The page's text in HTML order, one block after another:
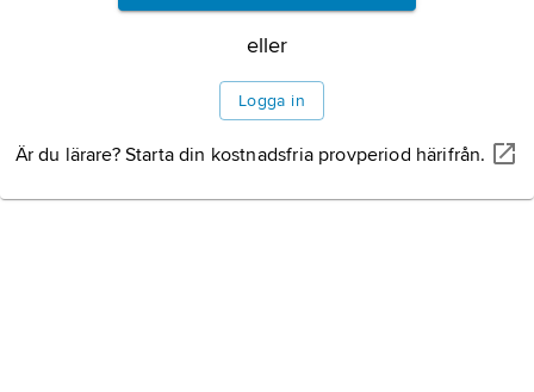
Information om artikeln
eller
Logga in
Är du lärare? Starta din kostnadsfria provperiod härifrån.